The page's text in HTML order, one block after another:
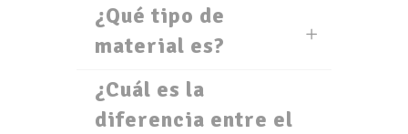
¿Qué tipo de
material es?
¿Cuál es la
diferencia entre el